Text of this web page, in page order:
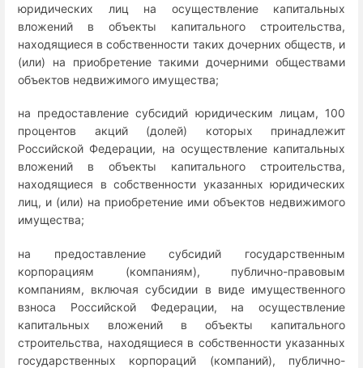
юридических лиц на осуществление капитальных
вложений в объекты капитального строительства,
находящиеся в собственности таких дочерних обществ, и
(или) на приобретение такими дочерними обществами
объектов недвижимого имущества;
на предоставление субсидий юридическим лицам, 100
процентов акций (долей) которых принадлежит
Российской Федерации, на осуществление капитальных
вложений в объекты капитального строительства,
находящиеся в собственности указанных юридических
лиц, и (или) на приобретение ими объектов недвижимого
имущества;
на предоставление субсидий государственным
корпорациям (компаниям), публично-правовым
компаниям, включая субсидии в виде имущественного
взноса Российской Федерации, на осуществление
капитальных вложений в объекты капитального
строительства, находящиеся в собственности указанных
государственных корпораций (компаний), публично-